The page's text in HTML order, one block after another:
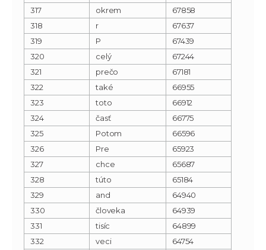
317
okrem
67858
318
r
67637
319
P
67439
320
celý
67244
321
prečo
67181
322
také
66955
323
toto
66912
324
časť
66775
325
Potom
66596
326
Pre
65923
327
chce
65687
328
túto
65184
329
and
64940
330
človeka
64939
331
tisíc
64899
332
veci
64754